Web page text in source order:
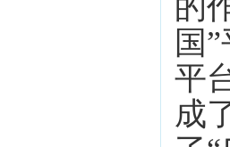
的
国
平
成